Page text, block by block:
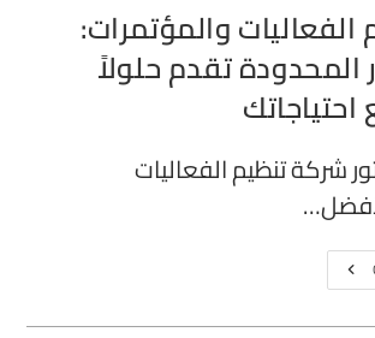
والمؤتمرات:
تقدم حلولاً
شركة تنظيم الفعاليات